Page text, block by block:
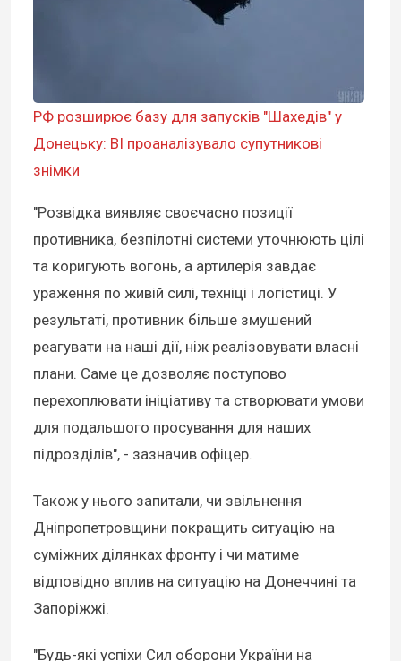
РФ розширює базу для запусків "Шахедів" у
Донецьку: BI проаналізувало супутникові
знімки
"Розвідка виявляє своєчасно позиції
противника, безпілотні системи уточнюють цілі
та коригують вогонь, а артилерія завдає
ураження по живій силі, техніці і логістиці. У
результаті, противник більше змушений
реагувати на наші дії, ніж реалізовувати власні
плани. Саме це дозволяє поступово
перехоплювати ініціативу та створювати умови
для подальшого просування для наших
підрозділів", - зазначив офіцер.
Також у нього запитали, чи звільнення
Дніпропетровщини покращить ситуацію на
суміжних ділянках фронту і чи матиме
відповідно вплив на ситуацію на Донеччині та
Запоріжжі.
"Будь-які успіхи Сил оборони України на